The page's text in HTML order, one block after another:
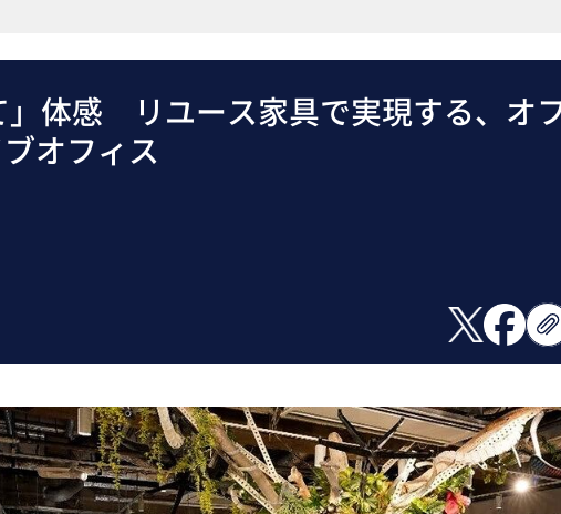
」体感 リユース家具で実現する、オ
オフィス